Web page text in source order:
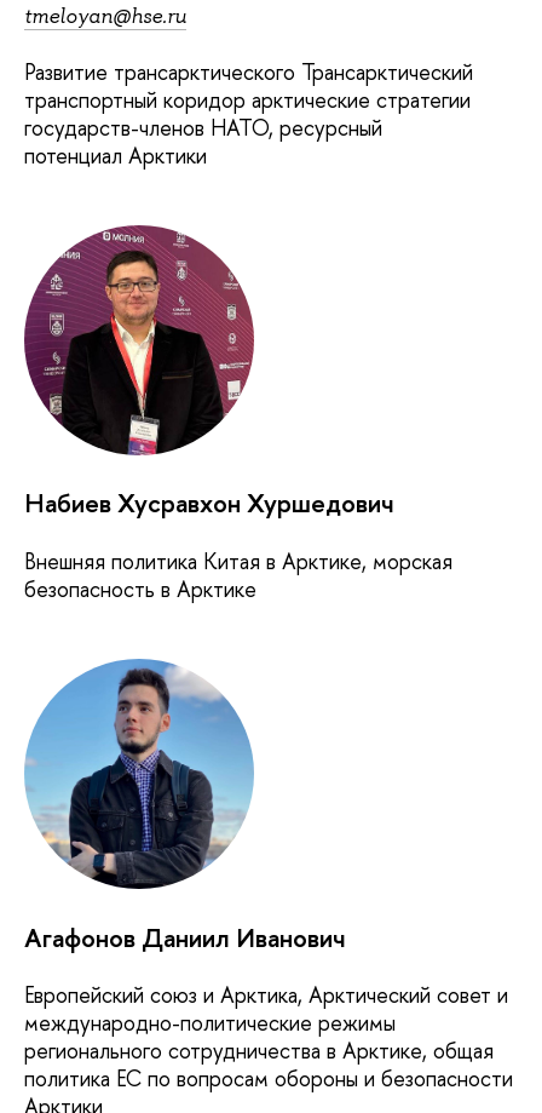
tmeloyan@hse.ru
Развитие трансарктического Трансарктический
транспортный коридор арктические стратегии
государств-членов НАТО, ресурсный
потенциал Арктики
Набиев Хусравхон Хуршедович
Внешняя политика Китая в Арктике, морская
безопасность в Арктике
Агафонов Даниил Иванович
Европейский союз и Арктика, Арктический совет и
международно-политические режимы
регионального сотрудничества в Арктике, общая
политика ЕС по вопросам обороны и безопасности
Арктики